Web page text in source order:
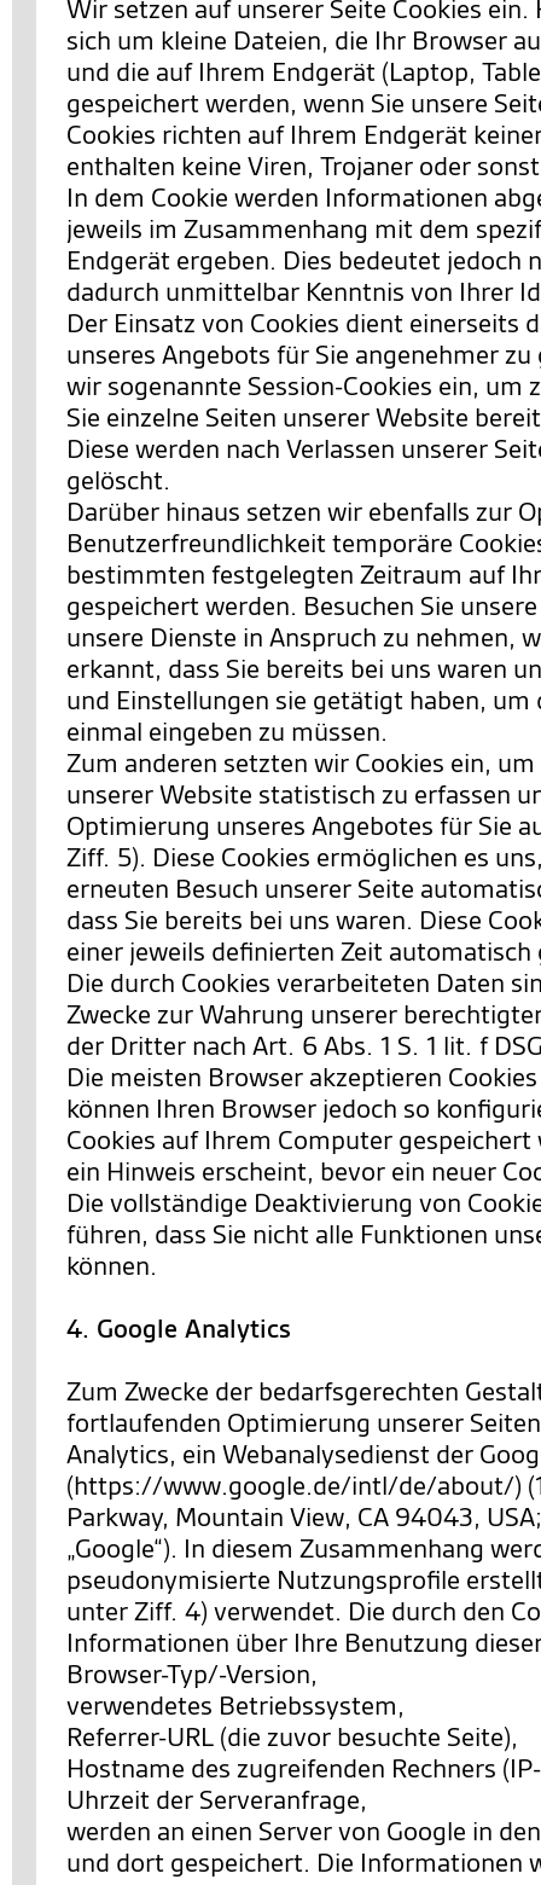
Wir setzen auf unserer Seite Cookies ein.
sich um kleine Dateien, die Ihr Browser
und die auf Ihrem Endgerät (Laptop,
gespeichert werden, wenn Sie unsere
Cookies richten auf Ihrem Endgerät
enthalten keine Viren, Trojaner oder
In dem Cookie werden Informationen
jeweils im Zusammenhang mit dem
Endgerät ergeben. Dies bedeutet jedoch
dadurch unmittelbar Kenntnis von Ihrer
Der Einsatz von Cookies dient einerseits
unseres Angebots für Sie angenehmer
wir sogenannte Session-Cookies ein, um
Sie einzelne Seiten unserer Website
Diese werden nach Verlassen unserer
gelöscht.
Darüber hinaus setzen wir ebenfalls zur
Benutzerfreundlichkeit temporäre
bestimmten festgelegten Zeitraum auf
gespeichert werden. Besuchen Sie
unsere Dienste in Anspruch zu nehmen,
erkannt, dass Sie bereits bei uns waren
und Einstellungen sie getätigt haben, um
einmal eingeben zu müssen.
Zum anderen setzten wir Cookies ein,
unserer Website statistisch zu erfassen
Optimierung unseres Angebotes für Sie
Ziff. 5). Diese Cookies ermöglichen es
erneuten Besuch unserer Seite
dass Sie bereits bei uns waren. Diese
einer jeweils definierten Zeit automatisch
Die durch Cookies verarbeiteten Daten
Zwecke zur Wahrung unserer
der Dritter nach Art. 6 Abs. 1 S. 1 lit. f
Die meisten Browser akzeptieren
können Ihren Browser jedoch so
Cookies auf Ihrem Computer
ein Hinweis erscheint, bevor ein neuer
Die vollständige Deaktivierung von
führen, dass Sie nicht alle Funktionen
können.
4. Google Analytics
Zum Zwecke der bedarfsgerechten
fortlaufenden Optimierung unserer
Analytics, ein Webanalysedienst der
(https://www.google.de/intl/de/about/)
Parkway, Mountain View, CA 94043,
„Google“). In diesem Zusammenhang
pseudonymisierte Nutzungsprofile
unter Ziff. 4) verwendet. Die durch den
Informationen über Ihre Benutzung
Browser-Typ/-Version,
verwendetes Betriebssystem,
Referrer-URL (die zuvor besuchte Seite),
Hostname des zugreifenden Rechners
Uhrzeit der Serveranfrage,
werden an einen Server von Google in
und dort gespeichert. Die Informationen